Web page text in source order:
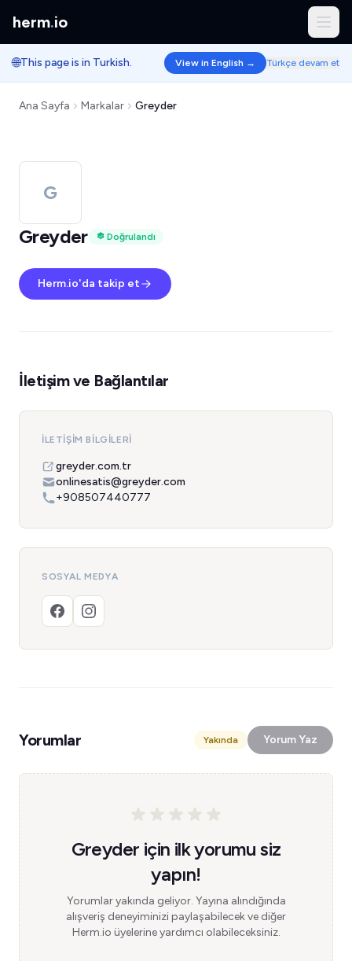
herm.io
🌐This page is in Turkish. View in English → Türkçe devam et
Ana Sayfa Markalar Greyder
G
Greyder
Doğrulandı
Herm.io'da takip et
İletişim ve Bağlantılar
İLETIŞIM BILGILERI
greyder.com.tr
onlinesatis@greyder.com
+908507440777
SOSYAL MEDYA
Yorumlar Yakında Yorum Yaz
Greyder için ilk yorumu siz
yapın!
Yorumlar yakında geliyor. Yayına alındığında
alışveriş deneyiminizi paylaşabilecek ve diğer
Herm.io üyelerine yardımcı olabileceksiniz.